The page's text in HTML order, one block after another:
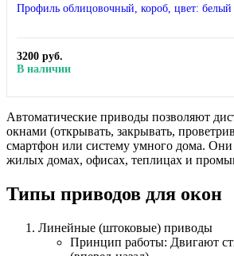
Профиль облицовочный, короб, цвет: белый
3200 руб.
В наличии
Автоматические приводы позволяют
окнами (открывать, закрывать,
смартфон или систему умного дома.
жилых домах, офисах, теплицах и
Типы приводов для окон
Линейные (штоковые) приводы
Принцип работы: Двигают